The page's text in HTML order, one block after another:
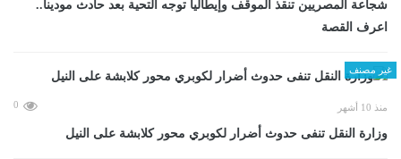
شجاعة المصريين تنقذ الموقف وإيطاليا توجه التحية بعد حادث مودينا..
اعرف القصة
غير مصنف
منذ 10 أشهر 0
وزارة النقل تنفى حدوث أضرار لكوبري محور كلابشة على النيل